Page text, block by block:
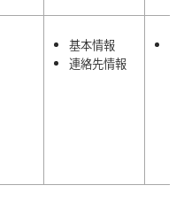
基本情報
連絡先情報